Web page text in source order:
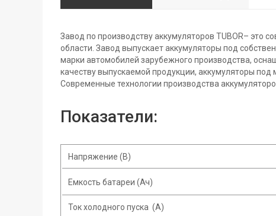
Завод по производству аккумуляторов TUBOR– это
области. Завод выпускает аккумуляторы под
марки автомобилей зарубежного производства,
качеству выпускаемой продукции, аккумуляторы
Современные технологии производства
Показатели:
Напряжение (В)
Емкость батареи (Ач)
Ток холодного пуска (A)